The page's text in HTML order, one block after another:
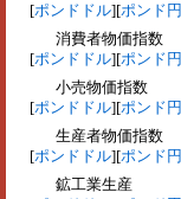
[ポンドドル][ポンド円
消費者物価指数
[ポンドドル][ポンド円
小売物価指数
[ポンドドル][ポンド円
生産者物価指数
[ポンドドル][ポンド円
鉱工業生産